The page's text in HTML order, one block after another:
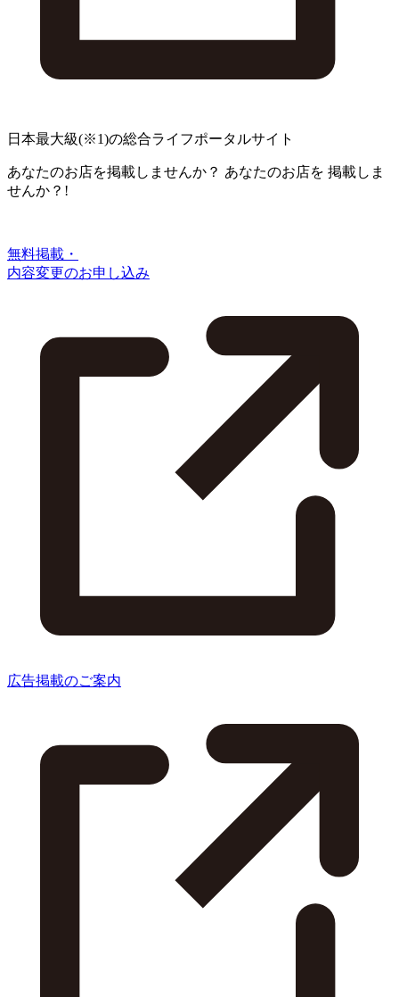
日本最大級(※1)の総合ライフポータルサイト
あなたのお店を掲載しませんか？ あなたのお店を 掲載しま
せんか？!
無料掲載・
内容変更のお申し込み
広告掲載のご案内